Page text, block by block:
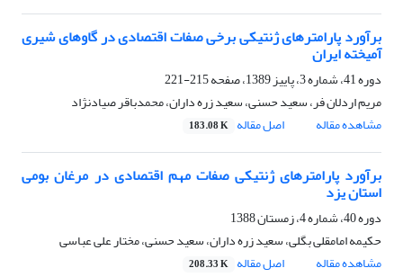
برآورد پارامترهای ژنتیکی برخی صفات اقتصادی در گاوهای شیری
آمیخته ایران
دوره 41، شماره 3، پاییز 1389، صفحه
215-221
مریم اردلان فر، سعید حسنی، سعید زره داران، محمدباقر صیادنژاد
مشاهده مقاله
اصل مقاله 183.08 K
برآورد پارامترهای ژنتیکی صفات مهم اقتصادی در مرغان بومی
استان یزد
دوره 40، شماره 4، زمستان 1388
حکیمه امامقلی بگلی، سعید زره داران، سعید حسنی، مختار علی عباسی
مشاهده مقاله
اصل مقاله 208.33 K